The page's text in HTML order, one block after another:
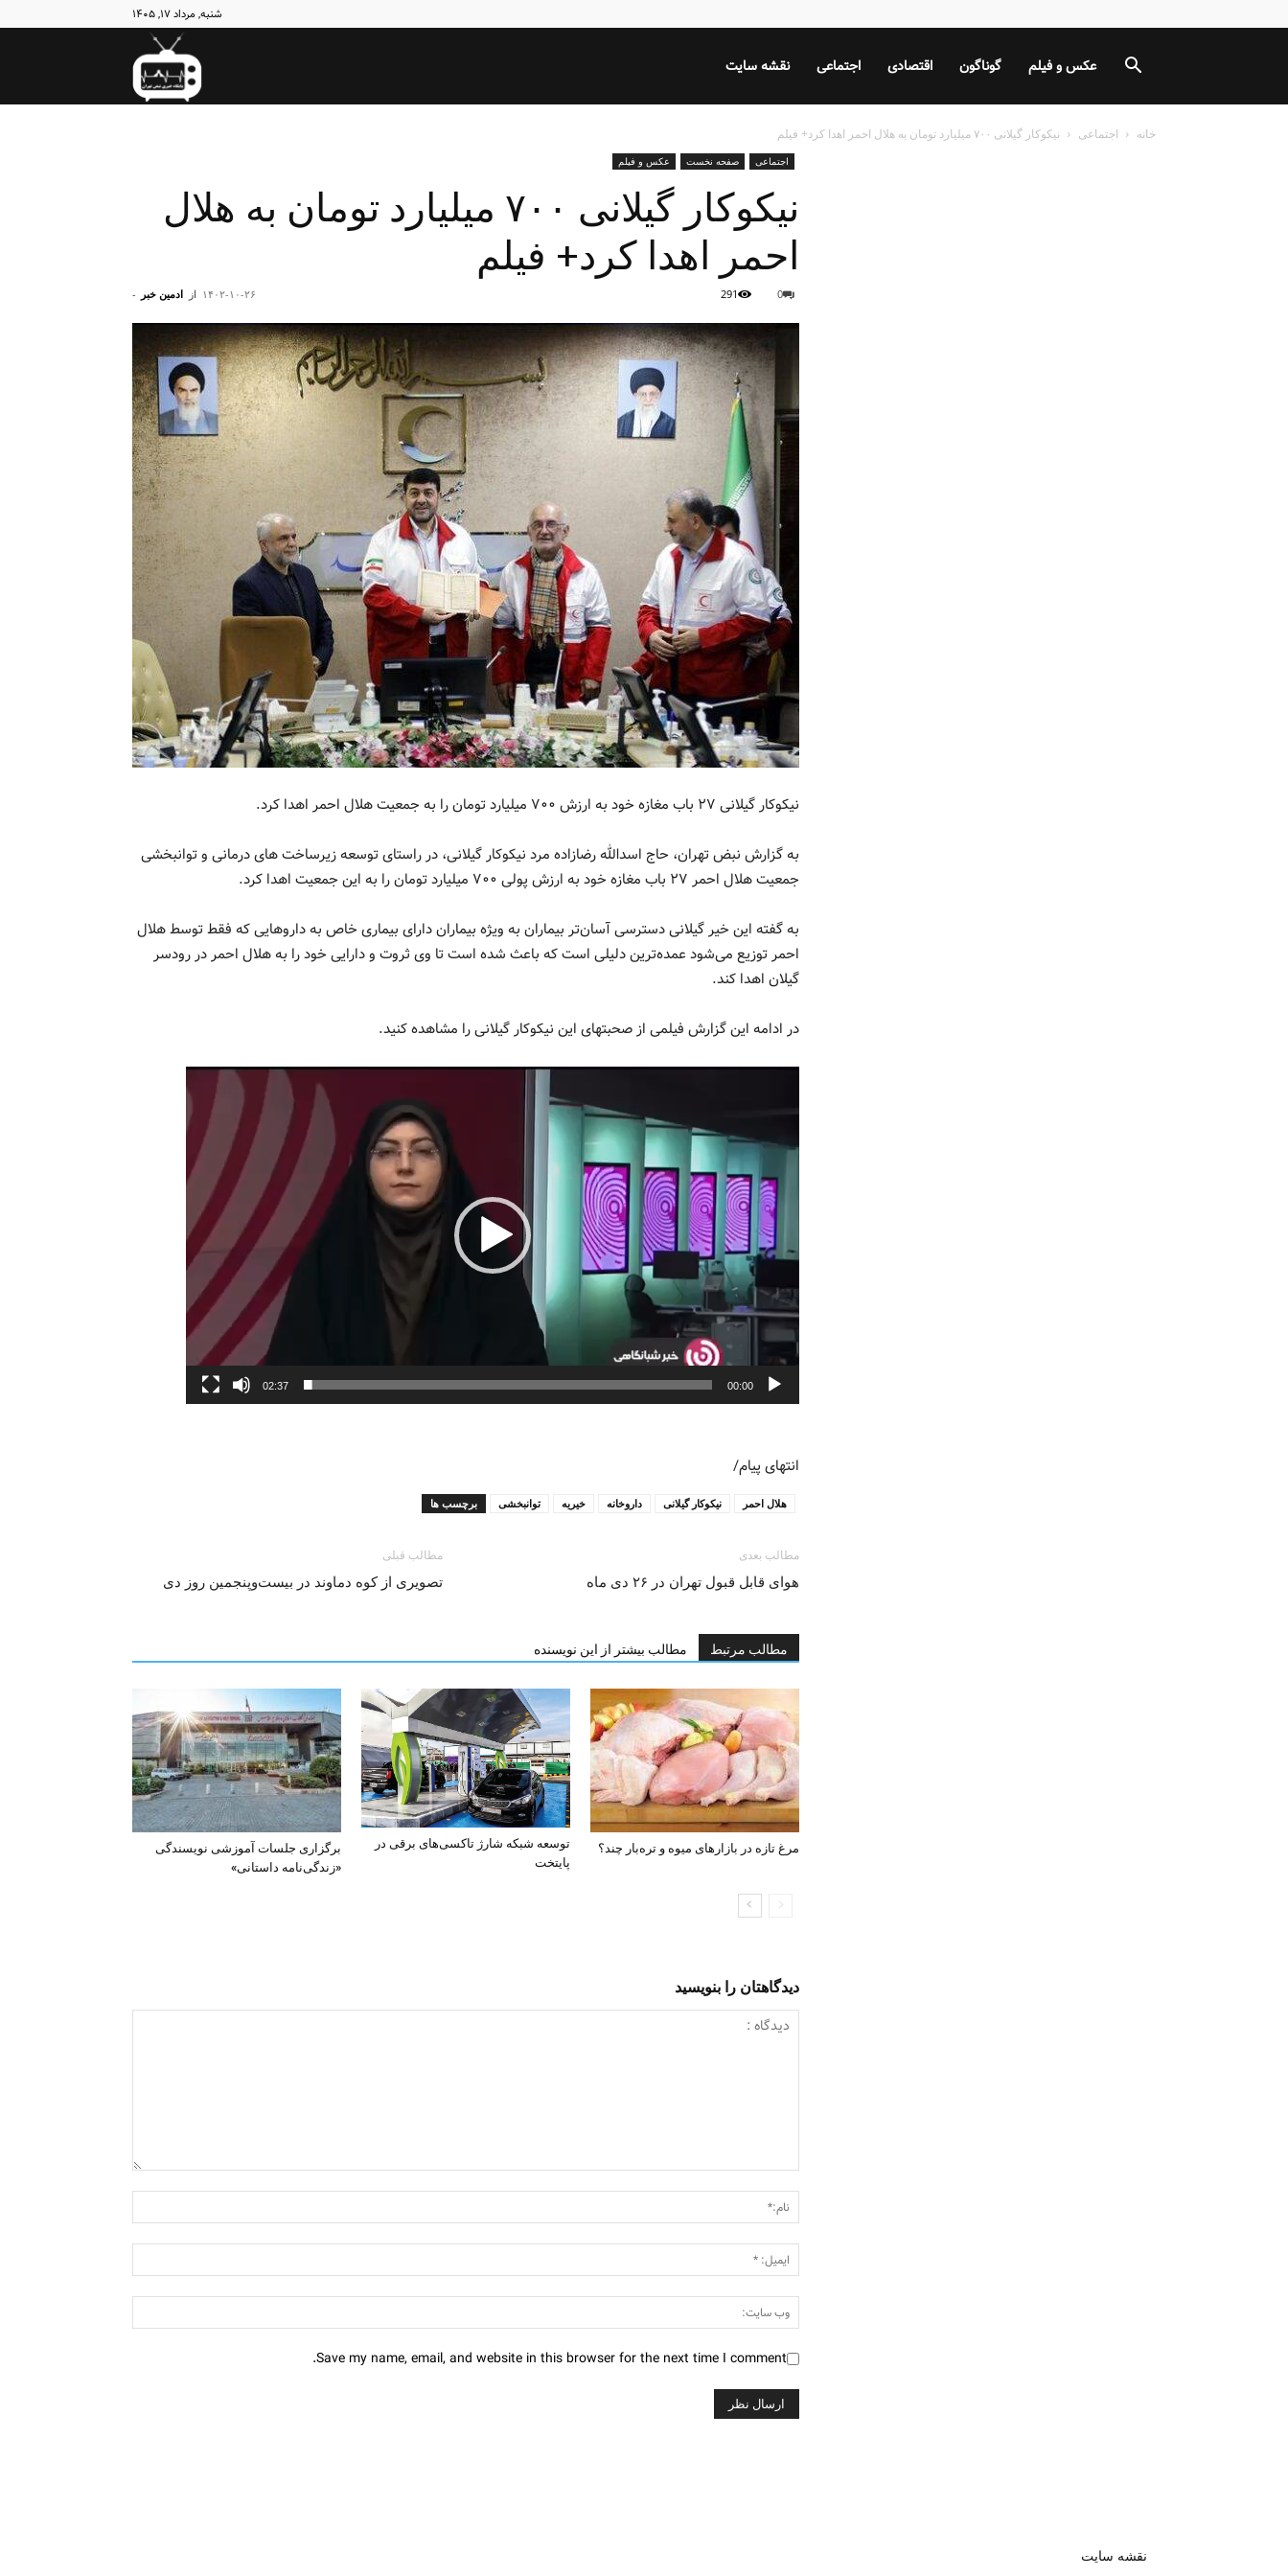
شنبه, مرداد ۱۷, ۱۴۰۵
نبض نقشه سایت اجتماعی اقتصادی گوناگون عکس و فیلم
خانه اجتماعی نيكوكار گيلانى ۷۰۰ میلیارد تومان به هلال احمر اهدا کرد+ فیلم
اجتماعی صفحه نخست عکس و فیلم
نيكوكار گيلانى ۷۰۰ میلیارد تومان به هلال
احمر اهدا کرد+ فیلم
از ادمین خبر - ۱۴۰۲-۱۰-۲۶ 0
291
نيكوكار گيلانى ۲۷ باب مغازه خود به ارزش ۷۰۰ میلیارد تومان را به جمعيت هلال احمر اهدا کرد.
به گزارش نبض تهران، حاج اسدالله رضازاده مرد نیکوکار گیلانی، در راستاى توسعه زيرساخت هاى درمانى و توانبخشى
جمعيت هلال احمر ۲۷ باب مغازه خود به ارزش پولی ۷۰۰ میلیارد تومان را به این جمعيت اهدا کرد.
به گفته این خیر گیلانی دسترسی آسان‌تر بیماران به ویژه بیماران دارای بیماری خاص به داروهایی که فقط توسط هلال
احمر توزیع می‌شود عمده‌ترین دلیلی است که باعث شده است تا وی ثروت و دارایی خود را به هلال احمر در رودسر
گيلان اهدا کند.
در ادامه این گزارش فیلمی از صحبتهای این نیکوکار گیلانی را مشاهده کنید.
00:00
02:37
انتهای پیام/
برچسب ها توانبخشی خیریه داروخانه نیکوکار گیلانی هلال احمر
مطالب قبلی
تصویری از کوه دماوند در بیست‌وپنجمین روز دی
مطالب بعدی
هوای قابل قبول تهران در ۲۶ دی ماه
مطالب مرتبط مطالب بیشتر از این نویسنده
برگزاری جلسات آموزشی نویسندگی
«زندگی‌نامه داستانی»
توسعه شبکه شارژ تاکسی‌های برقی در
پایتخت
مرغ تازه در بازارهای میوه و تره‌بار چند؟
دیدگاهتان را بنویسید
Save my name, email, and website in this browser for the next time I comment.
نقشه سایت